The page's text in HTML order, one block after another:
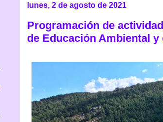
lunes, 2 de agosto de 2021
Programación de
de Educación Ambiental